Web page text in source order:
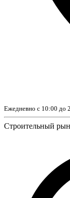
Ежедневно с 10:00 до
Строительный